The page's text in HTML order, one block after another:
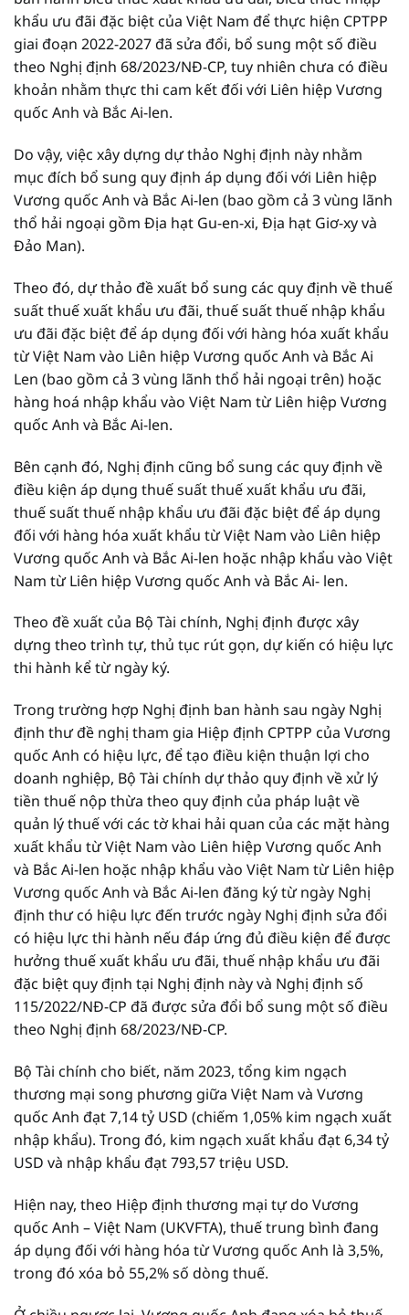
khẩu ưu đãi đặc biệt của Việt Nam để thực hiện CPTPP
giai đoạn 2022-2027 đã sửa đổi, bổ sung một số điều
theo Nghị định 68/2023/NĐ-CP, tuy nhiên chưa có điều
khoản nhằm thực thi cam kết đối với Liên hiệp Vương
quốc Anh và Bắc Ai-len.
Do vậy, việc xây dựng dự thảo Nghị định này nhằm
mục đích bổ sung quy định áp dụng đối với Liên hiệp
Vương quốc Anh và Bắc Ai-len (bao gồm cả 3 vùng lãnh
thổ hải ngoại gồm Địa hạt Gu-en-xi, Địa hạt Giơ-xy và
Đảo Man).
Theo đó, dự thảo đề xuất bổ sung các quy định về thuế
suất thuế xuất khẩu ưu đãi, thuế suất thuế nhập khẩu
ưu đãi đặc biệt để áp dụng đối với hàng hóa xuất khẩu
từ Việt Nam vào Liên hiệp Vương quốc Anh và Bắc Ai
Len (bao gồm cả 3 vùng lãnh thổ hải ngoại trên) hoặc
hàng hoá nhập khẩu vào Việt Nam từ Liên hiệp Vương
quốc Anh và Bắc Ai-len.
Bên cạnh đó, Nghị định cũng bổ sung các quy định về
điều kiện áp dụng thuế suất thuế xuất khẩu ưu đãi,
thuế suất thuế nhập khẩu ưu đãi đặc biệt để áp dụng
đối với hàng hóa xuất khẩu từ Việt Nam vào Liên hiệp
Vương quốc Anh và Bắc Ai-len hoặc nhập khẩu vào Việt
Nam từ Liên hiệp Vương quốc Anh và Bắc Ai- len.
Theo đề xuất của Bộ Tài chính, Nghị định được xây
dựng theo trình tự, thủ tục rút gọn, dự kiến có hiệu lực
thi hành kể từ ngày ký.
Trong trường hợp Nghị định ban hành sau ngày Nghị
định thư đề nghị tham gia Hiệp định CPTPP của Vương
quốc Anh có hiệu lực, để tạo điều kiện thuận lợi cho
doanh nghiệp, Bộ Tài chính dự thảo quy định về xử lý
tiền thuế nộp thừa theo quy định của pháp luật về
quản lý thuế với các tờ khai hải quan của các mặt hàng
xuất khẩu từ Việt Nam vào Liên hiệp Vương quốc Anh
và Bắc Ai-len hoặc nhập khẩu vào Việt Nam từ Liên hiệp
Vương quốc Anh và Bắc Ai-len đăng ký từ ngày Nghị
định thư có hiệu lực đến trước ngày Nghị định sửa đổi
có hiệu lực thi hành nếu đáp ứng đủ điều kiện để được
hưởng thuế xuất khẩu ưu đãi, thuế nhập khẩu ưu đãi
đặc biệt quy định tại Nghị định này và Nghị định số
115/2022/NĐ-CP đã được sửa đổi bổ sung một số điều
theo Nghị định 68/2023/NĐ-CP.
Bộ Tài chính cho biết, năm 2023, tổng kim ngạch
thương mại song phương giữa Việt Nam và Vương
quốc Anh đạt 7,14 tỷ USD (chiếm 1,05% kim ngạch xuất
nhập khẩu). Trong đó, kim ngạch xuất khẩu đạt 6,34 tỷ
USD và nhập khẩu đạt 793,57 triệu USD.
Hiện nay, theo Hiệp định thương mại tự do Vương
quốc Anh – Việt Nam (UKVFTA), thuế trung bình đang
áp dụng đối với hàng hóa từ Vương quốc Anh là 3,5%,
trong đó xóa bỏ 55,2% số dòng thuế.